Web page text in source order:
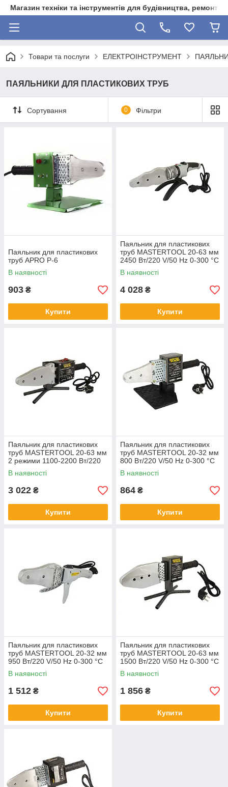
Магазин техніки та інструментів для будівництва, ремонту,
Товари та послуги ЕЛЕКТРОІНСТРУМЕНТ
ПАЯЛЬНИКИ ДЛЯ ПЛАСТИКОВИХ ТРУБ
Сортування 0 Фільтри
Паяльник для пластикових
труб APRO P-6
В наявності
903 ₴
Купити
Паяльник для пластикових
труб MASTERTOOL 20-63 мм
2450 Вт/220 V/50 Hz 0-300 °C
IP44 LED-індикація
металевий
В наявності
4 028 ₴
Купити
Паяльник для пластикових
труб MASTERTOOL 20-63 мм
2 режими 1100-2200 Вт/220
V/50 Hz 0-300 °C IP44 LED
В наявності
3 022 ₴
Купити
Паяльник для пластикових
труб MASTERTOOL 20-32 мм
800 Вт/220 V/50 Hz 0-300 °C
IP44 LED-індикація
пластиковий
В наявності
864 ₴
Купити
Паяльник для пластикових
труб MASTERTOOL 20-32 мм
950 Вт/220 V/50 Hz 0-300 °C
IP44 LED-індикація ППТ950
В наявності
1 512 ₴
Купити
Паяльник для пластикових
труб MASTERTOOL 20-63 мм
1500 Вт/220 V/50 Hz 0-300 °C
IP44 LED-індикація
металевий
В наявності
1 856 ₴
Купити